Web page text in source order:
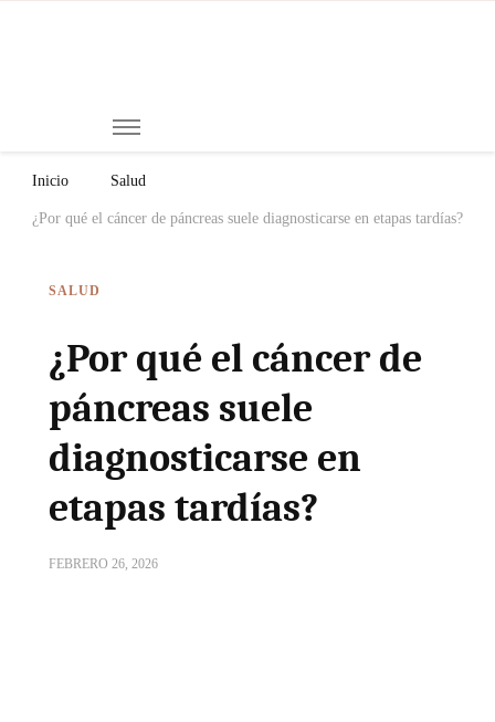
Inicio Salud
¿Por qué el cáncer de páncreas suele diagnosticarse en etapas tardías?
SALUD
¿Por qué el cáncer de
páncreas suele
diagnosticarse en
etapas tardías?
FEBRERO 26, 2026